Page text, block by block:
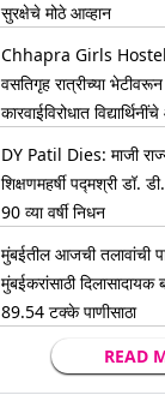
सुरक्षेचे मोठे आव्हान
Chhapra Girls Hostel
वसतिगृह रात्रीच्या भेटीवरून
कारवाईविरोधात
DY Patil Dies: माजी
शिक्षणमहर्षी पद्मश्री डॉ.
90 व्या वर्षी निधन
मुंबईतील आजची तलावांची
मुंबईकरांसाठी
89.54 टक्के पाणीसाठा
READ